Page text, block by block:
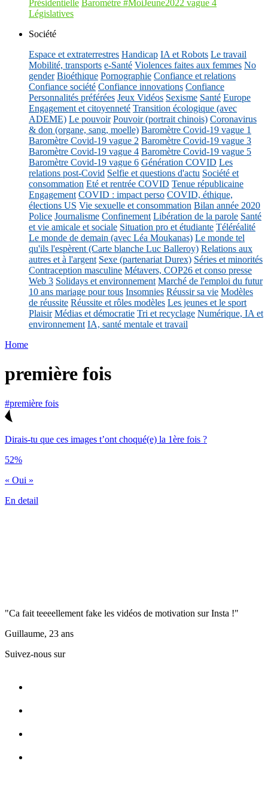
Présidentielle Baromètre #MoiJeune2022 vague 4
Législatives
Société
Espace et extraterrestres Handicap IA et Robots Le travail
Mobilité, transports e-Santé Violences faites aux femmes No
gender Bioéthique Pornographie Confiance et relations
Confiance société Confiance innovations Confiance
Personnalités préférées Jeux Vidéos Sexisme Santé Europe
Engagement et citoyenneté Transition écologique (avec
ADEME) Le pouvoir Pouvoir (portrait chinois) Coronavirus
& don (organe, sang, moelle) Baromètre Covid-19 vague 1
Baromètre Covid-19 vague 2 Baromètre Covid-19 vague 3
Baromètre Covid-19 vague 4 Baromètre Covid-19 vague 5
Baromètre Covid-19 vague 6 Génération COVID Les
relations post-Covid Selfie et questions d'actu Société et
consommation Eté et rentrée COVID Tenue républicaine
Engagement COVID : impact perso COVID, éthique,
élections US Vie sexuelle et consommation Bilan année 2020
Police Journalisme Confinement Libération de la parole Santé
et vie amicale et sociale Situation pro et étudiante Téléréalité
Le monde de demain (avec Léa Moukanas) Le monde tel
qu'ils l'espèrent (Carte blanche Luc Balleroy) Relations aux
autres et à l'argent Sexe (partenariat Durex) Séries et minorités
Contraception masculine Métavers, COP26 et conso presse
Web 3 Solidays et environnement Marché de l'emploi du futur
10 ans mariage pour tous Insomnies Réussir sa vie Modèles
de réussite Réussite et rôles modèles Les jeunes et le sport
Plaisir Médias et démocratie Tri et recyclage Numérique, IA et
environnement IA, santé mentale et travail
Home
première fois
#première fois
Dirais-tu que ces images t’ont choqué(e) la 1ère fois ?
52%
« Oui »
En detail
"Ca fait teeeellement fake les vidéos de motivation sur Insta !"
Guillaume, 23 ans
Suivez-nous sur